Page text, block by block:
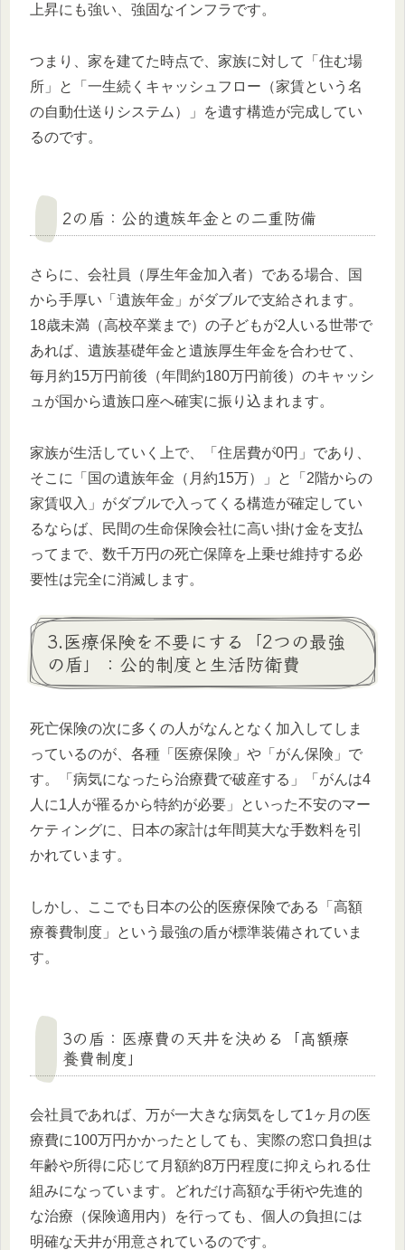
上昇にも強い、強固なインフラです。
つまり、家を建てた時点で、家族に対して「住む場
所」と「一生続くキャッシュフロー（家賃という名
の自動仕送りシステム）」を遺す構造が完成してい
るのです。
2の盾：公的遺族年金との二重防備
さらに、会社員（厚生年金加入者）である場合、国
から手厚い「遺族年金」がダブルで支給されます。
18歳未満（高校卒業まで）の子どもが2人いる世帯で
あれば、遺族基礎年金と遺族厚生年金を合わせて、
毎月約15万円前後（年間約180万円前後）のキャッシ
ュが国から遺族口座へ確実に振り込まれます。
家族が生活していく上で、「住居費が0円」であり、
そこに「国の遺族年金（月約15万）」と「2階からの
家賃収入」がダブルで入ってくる構造が確定してい
るならば、民間の生命保険会社に高い掛け金を支払
ってまで、数千万円の死亡保障を上乗せ維持する必
要性は完全に消滅します。
3.医療保険を不要にする「2つの最強
の盾」：公的制度と生活防衛費
死亡保険の次に多くの人がなんとなく加入してしま
っているのが、各種「医療保険」や「がん保険」で
す。「病気になったら治療費で破産する」「がんは4
人に1人が罹るから特約が必要」といった不安のマー
ケティングに、日本の家計は年間莫大な手数料を引
かれています。
しかし、ここでも日本の公的医療保険である「高額
療養費制度」という最強の盾が標準装備されていま
す。
3の盾：医療費の天井を決める「高額療
養費制度」
会社員であれば、万が一大きな病気をして1ヶ月の医
療費に100万円かかったとしても、実際の窓口負担は
年齢や所得に応じて月額約8万円程度に抑えられる仕
組みになっています。どれだけ高額な手術や先進的
な治療（保険適用内）を行っても、個人の負担には
明確な天井が用意されているのです。